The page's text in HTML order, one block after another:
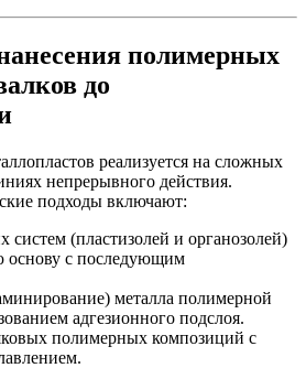
полимерных
до
реализуется на сложных
непрерывного действия.
подходы включают:
систем (пластизолей и органозолей)
основу с последующим
металла полимерной
адгезионного подслоя.
полимерных композиций с